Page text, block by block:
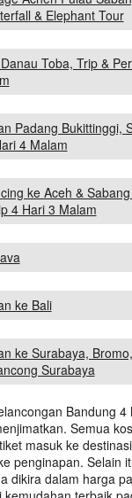
& Elephant Tour
Toba, Trip &
Padang Bukittinggi,
4 Malam
ke Aceh &
4 Hari 3 Malam
ke Bali
ke Surabaya,
Surabaya
Bandung 4
Semua
masuk ke
penginapan. Selain
dikira dalam harga